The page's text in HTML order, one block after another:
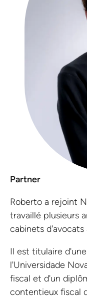
Partner
Roberto a rejoint
travaillé plusieurs
cabinets d'avocats
Il est titulaire
l'Universidade
fiscal et d'un
contentieux fiscal